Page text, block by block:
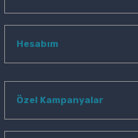
Hesabım
Özel Kampanyalar